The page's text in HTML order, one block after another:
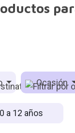
Ocasión
a 12 años